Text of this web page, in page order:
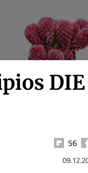
DIE
56